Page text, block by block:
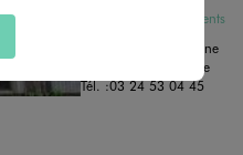
Chaussures et Vêtements
7 Allee De La Valeriane
08000 La Francheville
Tél. :03 24 53 04 45